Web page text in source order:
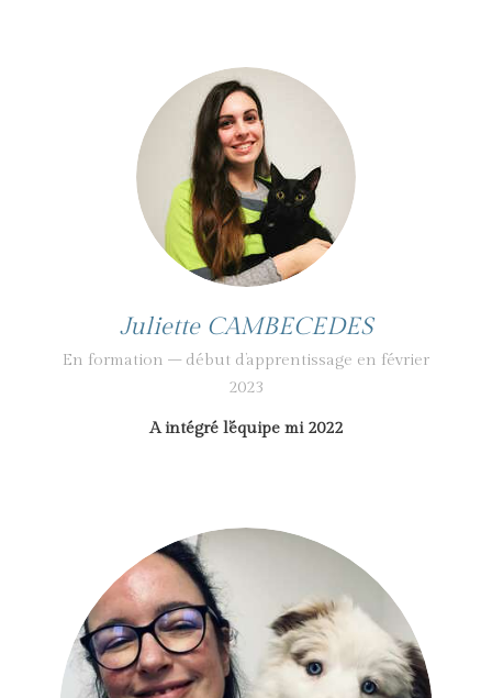
Juliette CAMBECEDES
En formation – début d’apprentissage en février
2023
A intégré l’équipe mi 2022